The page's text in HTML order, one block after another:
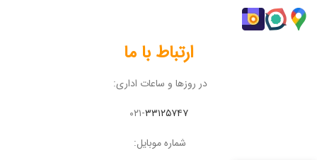
ارتباط با ما
در روزها و ساعات اداری:
۰۲۱-۳۳۱۲۵۷۴۷
شماره موبایل: